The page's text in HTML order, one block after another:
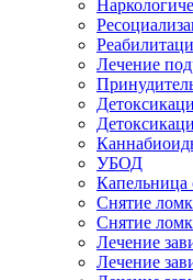
Лечение
УБОД
Капельница
Снятие
Снятие
Лечение
Лечение